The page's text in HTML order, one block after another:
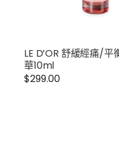
LE D’OR 舒緩經痛/平
華10ml
$299.00